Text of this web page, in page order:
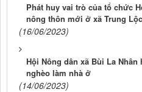
Phát huy vai trò của tổ chức
nông thôn mới ở xã Trung Lộc
(16/06/2023)
Hội Nông dân xã Bùi La
nghèo làm nhà ở
(14/06/2023)